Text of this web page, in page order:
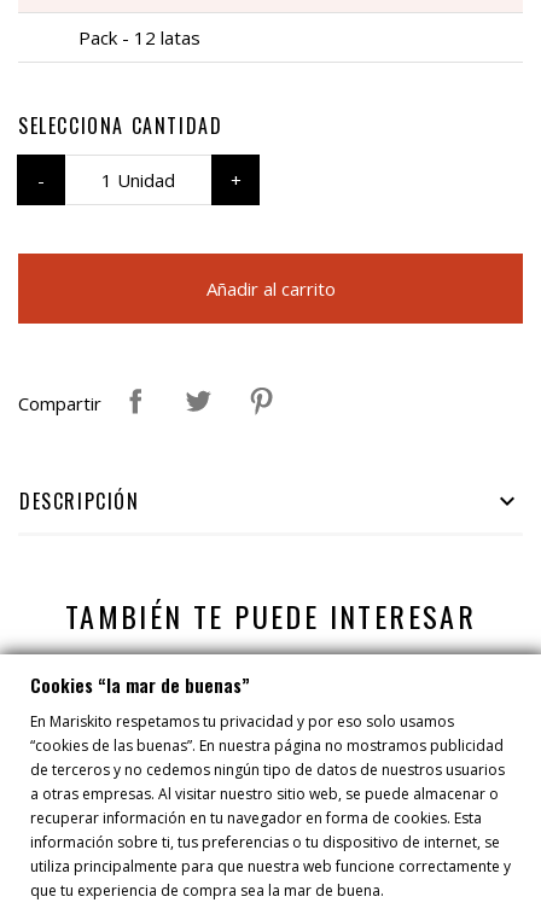
Pack - 12 latas
SELECCIONA CANTIDAD
1 Unidad
Añadir al carrito
Compartir
DESCRIPCIÓN 
TAMBIÉN TE PUEDE INTERESAR
Cookies “la mar de buenas”
En Mariskito respetamos tu privacidad y por eso solo usamos
“cookies de las buenas”. En nuestra página no mostramos publicidad
de terceros y no cedemos ningún tipo de datos de nuestros usuarios
a otras empresas. Al visitar nuestro sitio web, se puede almacenar o
recuperar información en tu navegador en forma de cookies. Esta
información sobre ti, tus preferencias o tu dispositivo de internet, se
utiliza principalmente para que nuestra web funcione correctamente y
que tu experiencia de compra sea la mar de buena.